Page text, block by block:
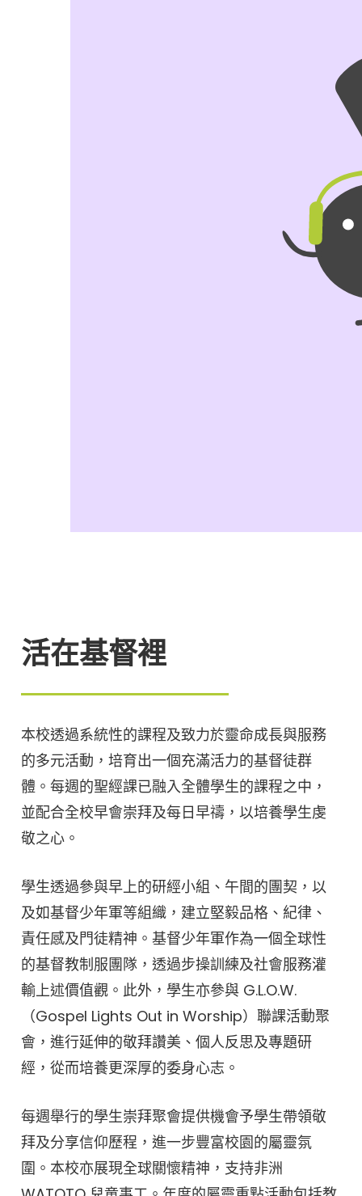
活在基督裡
本校透過系統性的課程及致力於靈命成長與服務
的多元活動，培育出一個充滿活力的基督徒群
體。每週的聖經課已融入全體學生的課程之中，
並配合全校早會崇拜及每日早禱，以培養學生虔
敬之心。
學生透過參與早上的研經小組、午間的團契，以
及如基督少年軍等組織，建立堅毅品格、紀律、
責任感及門徒精神。基督少年軍作為一個全球性
的基督教制服團隊，透過步操訓練及社會服務灌
輸上述價值觀。此外，學生亦參與 G.L.O.W.
（Gospel Lights Out in Worship）聯課活動聚
會，進行延伸的敬拜讚美、個人反思及專題研
經，從而培養更深厚的委身心志。
每週舉行的學生崇拜聚會提供機會予學生帶領敬
拜及分享信仰歷程，進一步豐富校園的屬靈氛
圍。本校亦展現全球關懷精神，支持非洲